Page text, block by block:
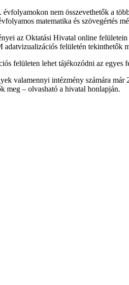
évfolyamokon nem összevethetők a
matematika és szövegértés
az Oktatási Hivatal online
felületén tekinthetők
felületen lehet tájékozódni az
valamennyi intézmény számára
meg – olvasható a hivatal honlapján.